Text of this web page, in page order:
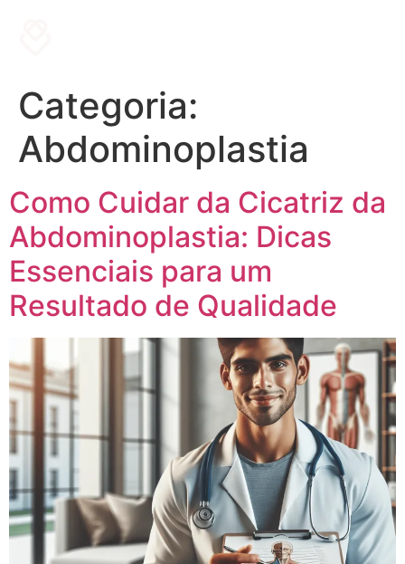
Categoria:
Abdominoplastia
Como Cuidar da Cicatriz da
Abdominoplastia: Dicas
Essenciais para um
Resultado de Qualidade